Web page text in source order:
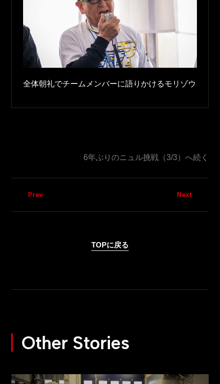
全体朝礼でチームメンバーに語りかけるモリゾウ
6年ぶりのニュル挑戦（3/3）へ続く
Prev Next
TOPに戻る
Other Stories